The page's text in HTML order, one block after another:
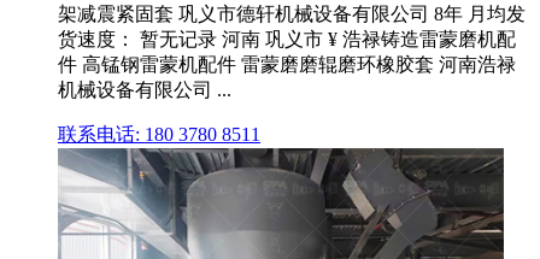
架减震紧固套 巩义市德轩机械设备有限公司 8年 月均发
货速度： 暂无记录 河南 巩义市 ¥ 浩禄铸造雷蒙磨机配
件 高锰钢雷蒙机配件 雷蒙磨磨辊磨环橡胶套 河南浩禄
机械设备有限公司 ...
联系电话: 180 3780 8511